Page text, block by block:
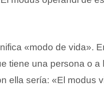
«modo de vida».
tiene una persona o
ella sería: «El modus